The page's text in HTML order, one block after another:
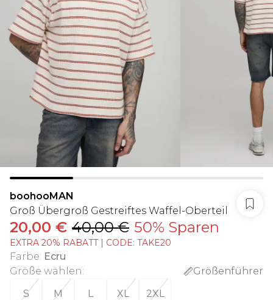
boohooMAN
Groß Übergroß Gestreiftes Waffel-Oberteil
20,00 € 40,00 € 50% Sparen
EXTRA 20% RABATT | CODE: TAKE20
Farbe: Ecru
Größe wählen:
Größenführer
S
M L XL 2XL